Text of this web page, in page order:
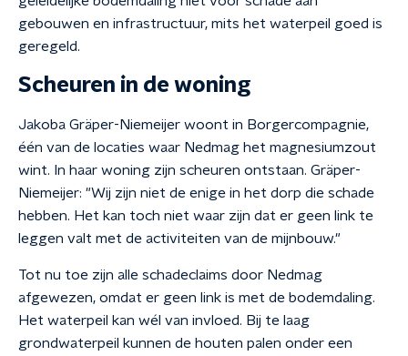
gebouwen en infrastructuur, mits het waterpeil goed is
geregeld.
Scheuren in de woning
Jakoba Gräper-Niemeijer woont in Borgercompagnie,
één van de locaties waar Nedmag het magnesiumzout
wint. In haar woning zijn scheuren ontstaan. Gräper-
Niemeijer: "Wij zijn niet de enige in het dorp die schade
hebben. Het kan toch niet waar zijn dat er geen link te
leggen valt met de activiteiten van de mijnbouw."
Tot nu toe zijn alle schadeclaims door Nedmag
afgewezen, omdat er geen link is met de bodemdaling.
Het waterpeil kan wél van invloed. Bij te laag
grondwaterpeil kunnen de houten palen onder een